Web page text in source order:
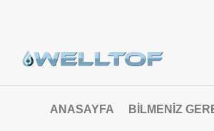
ANASAYFA BILMENIZ